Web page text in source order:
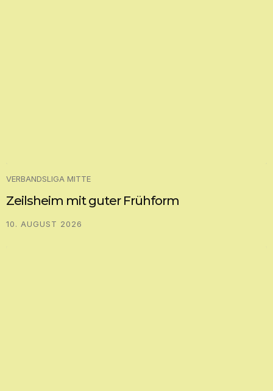
VERBANDSLIGA MITTE
Zeilsheim mit guter Frühform
10. AUGUST 2026